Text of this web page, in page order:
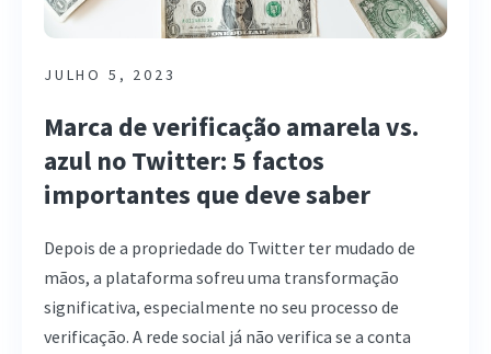
JULHO 5, 2023
Marca de verificação amarela vs.
azul no Twitter: 5 factos
importantes que deve saber
Depois de a propriedade do Twitter ter mudado de
mãos, a plataforma sofreu uma transformação
significativa, especialmente no seu processo de
verificação. A rede social já não verifica se a conta